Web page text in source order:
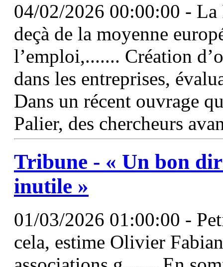
04/02/2026 00:00:00 - La
deçà de la moyenne
l’emploi,....... Création
dans les entreprises,
Dans un récent ouvrage
Palier, des chercheurs
Tribune - « Un bon
inutile »
01/03/2026 01:00:00 -
cela, estime Olivier